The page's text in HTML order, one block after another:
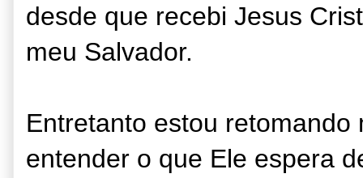
desde que recebi Jesus
meu Salvador.
Entretanto estou
entender o que Ele espera